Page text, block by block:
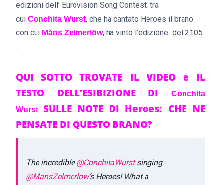
edizioni dell’ Eurovision Song Contest, tra
cui Conchita Wurst, che ha cantato Heroes il brano
con cui Måns Zelmerlöw, ha vinto l’edizione del 2105
.
QUI SOTTO TROVATE IL VIDEO e IL
TESTO DELL’ESIBIZIONE DIConchita
Wurst SULLE NOTE DI Heroes: CHE NE
PENSATE DI QUESTO BRANO?
The incredible@ConchitaWurstsinging
@MansZelmerlow‘s Heroes! What a